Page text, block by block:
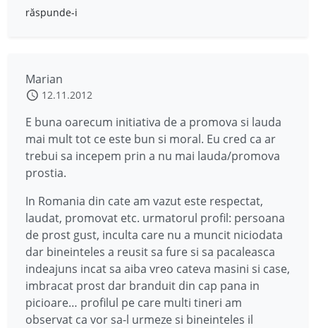
răspunde-i
Marian
12.11.2012
E buna oarecum initiativa de a promova si lauda
mai mult tot ce este bun si moral. Eu cred ca ar
trebui sa incepem prin a nu mai lauda/promova
prostia.
In Romania din cate am vazut este respectat,
laudat, promovat etc. urmatorul profil: persoana
de prost gust, inculta care nu a muncit niciodata
dar bineinteles a reusit sa fure si sa pacaleasca
indeajuns incat sa aiba vreo cateva masini si case,
imbracat prost dar branduit din cap pana in
picioare… profilul pe care multi tineri am
observat ca vor sa-l urmeze si bineinteles il